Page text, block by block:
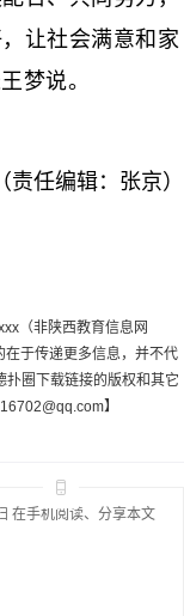
让社会满意和家
梦说。
（责任编辑：张京）
（非陕西教育信息网
于传递更多信息，并不代
圈下载链接的版权和其它
】
在手机阅读、分享本文